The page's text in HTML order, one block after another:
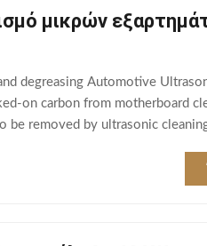
μικρών
degreasing Automotive
on carbon from motherboard
be removed by ultrasonic